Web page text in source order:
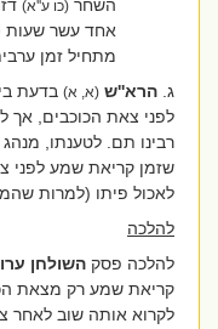
השחר(כו ע''א)
אחד עשר שעות
מתחיל זמן
הרא''ש (א, א) בדעת
לפני צאת הכוכבים, אך
רבינו תם. לטענתו,
שזמן קריאת שמע לפני
לאכול פיתו (למרות
להלכה
להלכה פסקהשולחן ערוך
קריאת שמע רק מצאת
לקרוא אותה שוב לאחר